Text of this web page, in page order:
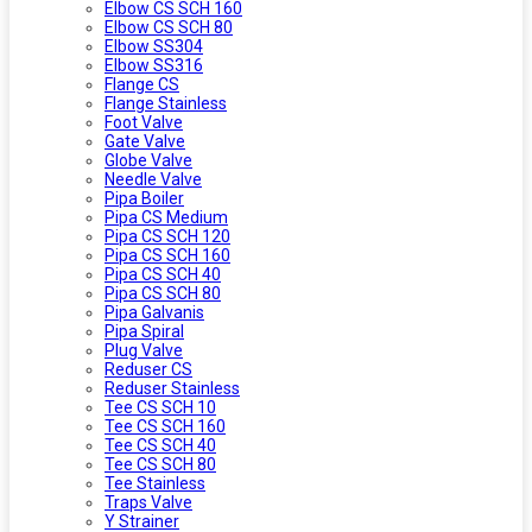
Elbow CS SCH 160
Elbow CS SCH 80
Elbow SS304
Elbow SS316
Flange CS
Flange Stainless
Foot Valve
Gate Valve
Globe Valve
Needle Valve
Pipa Boiler
Pipa CS Medium
Pipa CS SCH 120
Pipa CS SCH 160
Pipa CS SCH 40
Pipa CS SCH 80
Pipa Galvanis
Pipa Spiral
Plug Valve
Reduser CS
Reduser Stainless
Tee CS SCH 10
Tee CS SCH 160
Tee CS SCH 40
Tee CS SCH 80
Tee Stainless
Traps Valve
Y Strainer